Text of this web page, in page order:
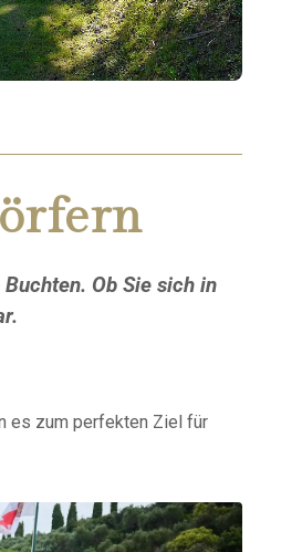
Ob Sie sich in
es zum perfekten Ziel für